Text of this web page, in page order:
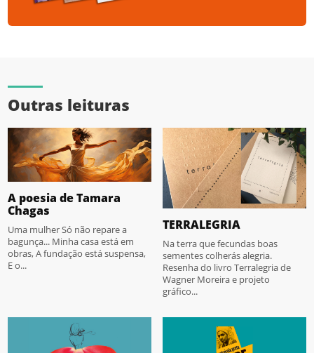
Outras leituras
A poesia de Tamara
Chagas
Uma mulher Só não repare a
bagunça... Minha casa está em
obras, A fundação está suspensa,
E o...
TERRALEGRIA
Na terra que fecundas boas
sementes colherás alegria.
Resenha do livro Terralegria de
Wagner Moreira e projeto
gráfico...